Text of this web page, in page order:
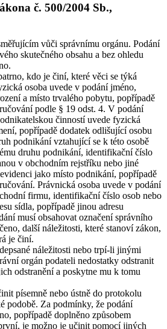
č. 500/2004 Sb.,
vůči správnímu orgánu. Podání
skutečného obsahu a bez ohledu
kdo je činí, které věci se týká
osoba uvede v podání jméno,
a místo trvalého pobytu, popřípadě
podle § 19 odst. 4. V podání
činností uvede fyzická
popřípadě dodatek odlišující osobu
podnikání vztahující se k této osobě
druhu podnikání, identifikační číslo
v obchodním rejstříku nebo jiné
jako místo podnikání, popřípadě
Právnická osoba uvede v podání
firmu, identifikační číslo osob nebo
sídla, popřípadě jinou adresu
musí obsahovat označení správního
další náležitosti, které stanoví zákon,
je činí.
náležitosti nebo trpí-li jinými
orgán podateli nedostatky odstranit
odstranění a poskytne mu k tomu
písemně nebo ústně do protokolu
podobě. Za podmínky, že podání
popřípadě doplněno způsobem
je možno je učinit pomocí jiných